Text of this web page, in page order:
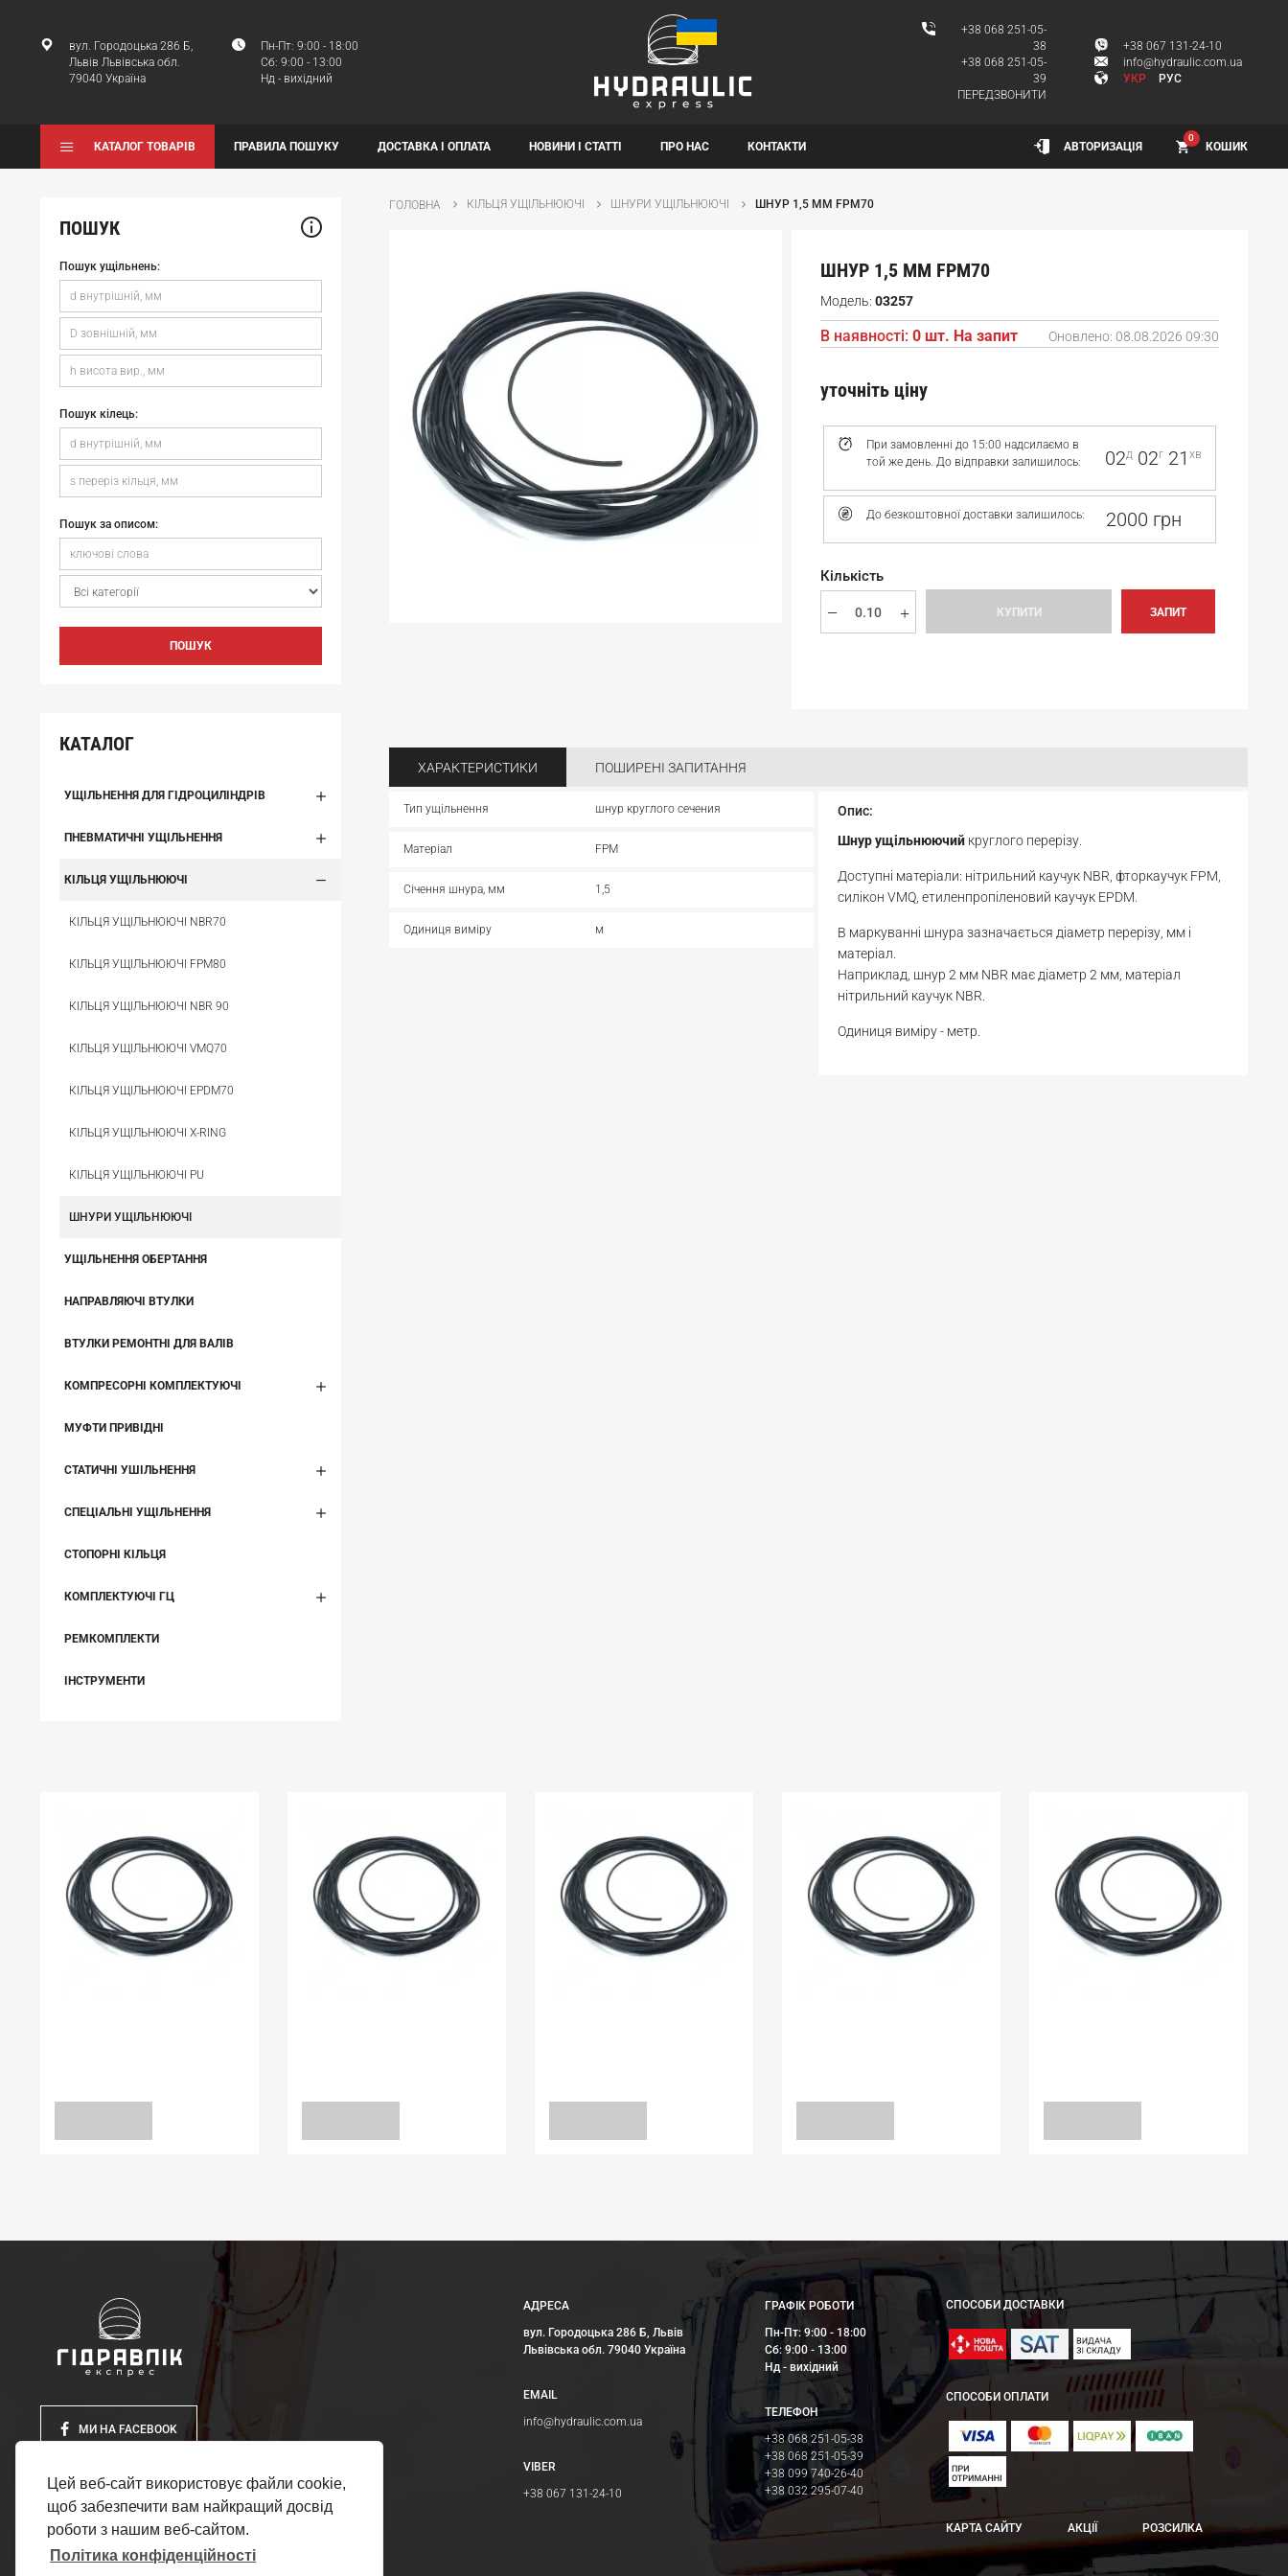
Цей веб-сайт використовує файли cookie,
щоб забезпечити вам найкращий досвід
роботи з нашим веб-сайтом.
Політика конфіденційності
вул. Городоцька 286 Б,
Львів Львівська обл.
79040 Україна
Пн-Пт: 9:00 - 18:00
Сб: 9:00 - 13:00
Нд - вихідний
+38 068 251-05-
38
+38 068 251-05-
39
ПЕРЕДЗВОНИТИ
+38 067 131-24-10
info@hydraulic.com.ua
УКР
РУС
КАТАЛОГ ТОВАРІВ ПРАВИЛА ПОШУКУ ДОСТАВКА І ОПЛАТА НОВИНИ І СТАТТІ ПРО НАС КОНТАКТИ АВТОРИЗАЦІЯ КОШИК
0
ПОШУК
Пошук ущільнень:
Пошук кілець:
Пошук за описом:
ПОШУК
КАТАЛОГ
УЩІЛЬНЕННЯ ДЛЯ ГІДРОЦИЛІНДРІВ
ПНЕВМАТИЧНІ УЩІЛЬНЕННЯ
КІЛЬЦЯ УЩІЛЬНЮЮЧІ
КІЛЬЦЯ УЩІЛЬНЮЮЧІ NBR70
КІЛЬЦЯ УЩІЛЬНЮЮЧІ FPM80
КІЛЬЦЯ УЩІЛЬНЮЮЧІ NBR 90
КІЛЬЦЯ УЩІЛЬНЮЮЧІ VMQ70
КІЛЬЦЯ УЩІЛЬНЮЮЧІ EPDM70
КІЛЬЦЯ УЩІЛЬНЮЮЧІ X-RING
КІЛЬЦЯ УЩІЛЬНЮЮЧІ PU
ШНУРИ УЩІЛЬНЮЮЧІ
УЩІЛЬНЕННЯ ОБЕРТАННЯ
НАПРАВЛЯЮЧІ ВТУЛКИ
ВТУЛКИ РЕМОНТНІ ДЛЯ ВАЛІВ
КОМПРЕСОРНІ КОМПЛЕКТУЮЧІ
МУФТИ ПРИВІДНІ
СТАТИЧНІ УШІЛЬНЕННЯ
СПЕЦІАЛЬНІ УЩІЛЬНЕННЯ
СТОПОРНІ КІЛЬЦЯ
КОМПЛЕКТУЮЧІ ГЦ
РЕМКОМПЛЕКТИ
ІНСТРУМЕНТИ
ГОЛОВНА КІЛЬЦЯ УЩІЛЬНЮЮЧІ ШНУРИ УЩІЛЬНЮЮЧІ ШНУР 1,5 ММ FPM70
ШНУР 1,5 ММ FPM70
Модель: 03257
В наявності: 0 шт. На запит Оновлено: 08.08.2026 09:30
При замовленні до 15:00 надсилаємо в
той же день. До відправки залишилось:
02д 02г 21хв
До безкоштовної доставки залишилось: 2000 грн
уточніть ціну
Кількість
КУПИТИ ЗАПИТ
ХАРАКТЕРИСТИКИ ПОШИРЕНІ ЗАПИТАННЯ
Тип ущільнення шнур круглого сечения
Матеріал FPM
Січення шнура, мм 1,5
Одиниця виміру м
Опис:
Шнур ущільнюючий круглого перерізу.
Доступні матеріали: нітрильний каучук NBR, фторкаучук FPM,
силікон VMQ, етиленпропіленовий каучук EPDM.
В маркуванні шнура зазначається діаметр перерізу, мм і
матеріал.
Наприклад, шнур 2 мм NBR має діаметр 2 мм, матеріал
нітрильний каучук NBR.
Одиниця виміру - метр.
МИ НА FACEBOOK
АДРЕСА
вул. Городоцька 286 Б, Львів
Львівська обл. 79040 Україна
EMAIL
info@hydraulic.com.ua
VIBER
+38 067 131-24-10
ГРАФІК РОБОТИ
Пн-Пт: 9:00 - 18:00
Сб: 9:00 - 13:00
Нд - вихідний
ТЕЛЕФОН
+38 068 251-05-38
+38 068 251-05-39
+38 099 740-26-40
+38 032 295-07-40
СПОСОБИ ДОСТАВКИ
СПОСОБИ ОПЛАТИ
КАРТА САЙТУ АКЦІЇ РОЗСИЛКА